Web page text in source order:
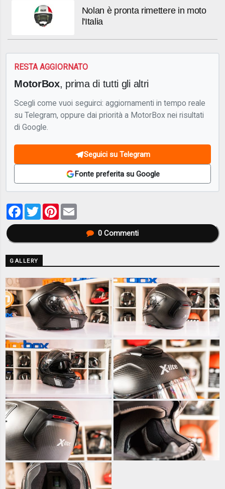
Nolan è pronta rimettere in moto
l'Italia
RESTA AGGIORNATO
MotorBox, prima di tutti gli altri
Scegli come vuoi seguirci: aggiornamenti in tempo reale
su Telegram, oppure dai priorità a MotorBox nei risultati
di Google.
Seguici su Telegram
Fonte preferita su Google
Facebook
TwitterPinterest
0Commenti
GALLERY